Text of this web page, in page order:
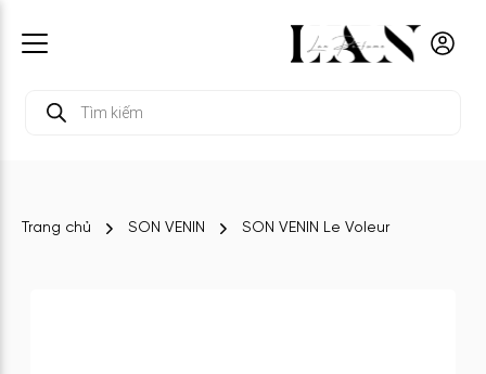
kiếm
Trang chủ SON VENIN SON VENIN Le Voleur